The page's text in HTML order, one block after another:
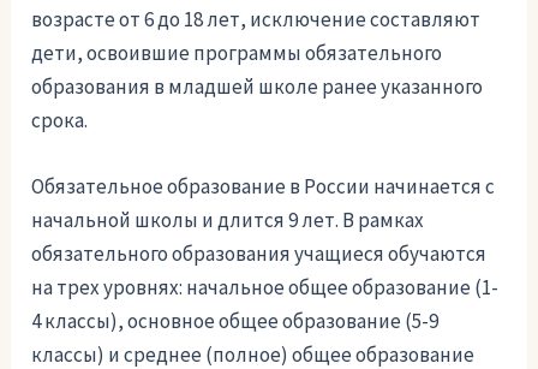
возрасте от 6 до 18 лет, исключение составляют
дети, освоившие программы обязательного
образования в младшей школе ранее указанного
срока.
Обязательное образование в России начинается с
начальной школы и длится 9 лет. В рамках
обязательного образования учащиеся обучаются
на трех уровнях: начальное общее образование (1-
4 классы), основное общее образование (5-9
классы) и среднее (полное) общее образование